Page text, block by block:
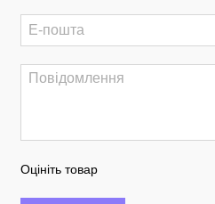
Оцініть товар